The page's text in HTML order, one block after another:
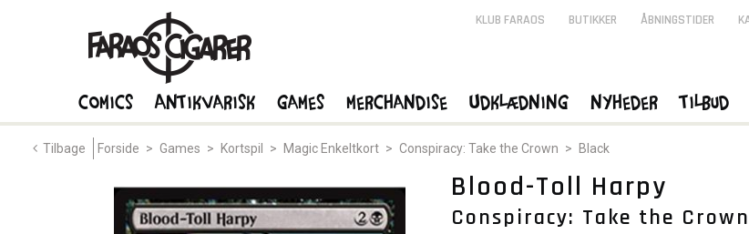
Tilbage Forside > Games > Kortspil > Magic Enkeltkort > Conspiracy: Take the Crown > Black
Blood-Toll Harpy
Conspiracy: Take the Crown
KLUB FARAOS BUTIKKER ÅBNINGSTIDER
Comics Antikvarisk Games Merchandise Udklædning Nyheder Tilbud